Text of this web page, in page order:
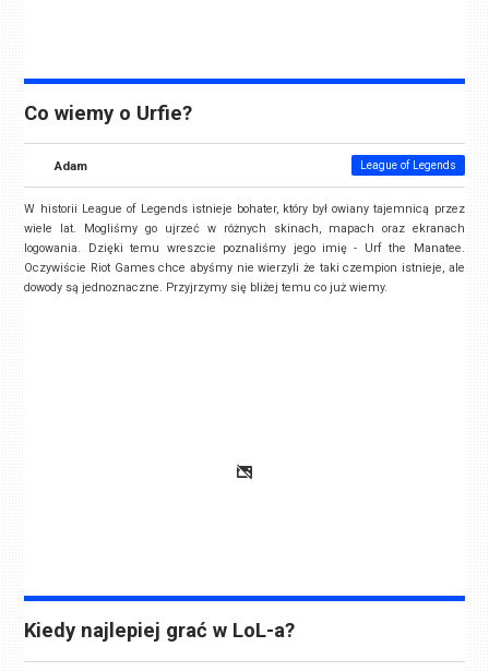
Co wiemy o Urfie?
Adam League of Legends
W historii League of Legends istnieje bohater, który był owiany tajemnicą przez
wiele lat. Mogliśmy go ujrzeć w różnych skinach, mapach oraz ekranach
logowania. Dzięki temu wreszcie poznaliśmy jego imię - Urf the Manatee.
Oczywiście Riot Games chce abyśmy nie wierzyli że taki czempion istnieje, ale
dowody są jednoznaczne. Przyjrzymy się bliżej temu co już wiemy.
Kiedy najlepiej grać w LoL-a?